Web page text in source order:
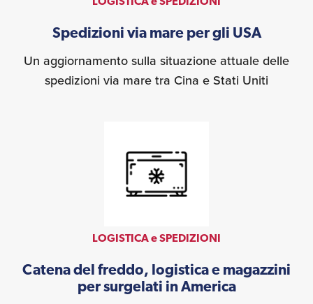
Spedizioni via mare per gli USA
Un aggiornamento sulla situazione attuale delle
spedizioni via mare tra Cina e Stati Uniti
LOGISTICA e SPEDIZIONI
Catena del freddo, logistica e magazzini
per surgelati in America